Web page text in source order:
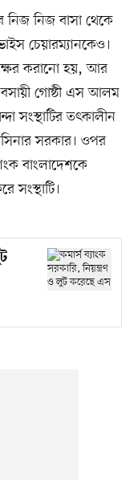
নিজ বাসা থেকে
চেয়ারম্যানকেও।
করানো হয়, আর
গোষ্ঠী এস আলম
সংস্থাটির তৎকালীন
সরকার। ওপর
বাংলাদেশকে
সংস্থাটি।